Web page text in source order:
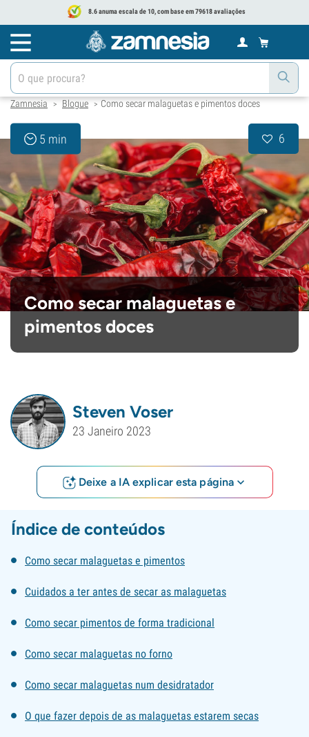
8.6 anuma escala de 10, com base em 79618 avaliações
Zamnesia > Blogue > Como secar malaguetas e pimentos doces
5 min 6
Como secar malaguetas e
pimentos doces
Steven Voser
23 Janeiro 2023
Deixe a IA explicar esta página
Índice de conteúdos
Como secar malaguetas e pimentos
Cuidados a ter antes de secar as malaguetas
Como secar pimentos de forma tradicional
Como secar malaguetas no forno
Como secar malaguetas num desidratador
O que fazer depois de as malaguetas estarem secas